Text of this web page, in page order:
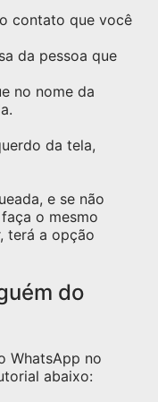
contato que você
da pessoa que
no nome da
da tela,
e se não
o mesmo
terá a opção
do
WhatsApp no
abaixo: